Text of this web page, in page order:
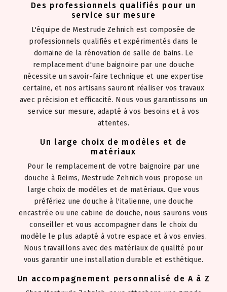
Des professionnels qualifiés pour un
service sur mesure
L'équipe de Mestrude Zehnich est composée de
professionnels qualifiés et expérimentés dans le
domaine de la rénovation de salle de bains. Le
remplacement d'une baignoire par une douche
nécessite un savoir-faire technique et une expertise
certaine, et nos artisans sauront réaliser vos travaux
avec précision et efficacité. Nous vous garantissons un
service sur mesure, adapté à vos besoins et à vos
attentes.
Un large choix de modèles et de
matériaux
Pour le remplacement de votre baignoire par une
douche à Reims, Mestrude Zehnich vous propose un
large choix de modèles et de matériaux. Que vous
préfériez une douche à l'italienne, une douche
encastrée ou une cabine de douche, nous saurons vous
conseiller et vous accompagner dans le choix du
modèle le plus adapté à votre espace et à vos envies.
Nous travaillons avec des matériaux de qualité pour
vous garantir une installation durable et esthétique.
Un accompagnement personnalisé de A à Z